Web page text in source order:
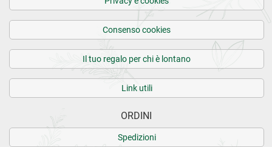
Consenso cookies
Il tuo regalo per chi è lontano
Link utili
ORDINI
Spedizioni